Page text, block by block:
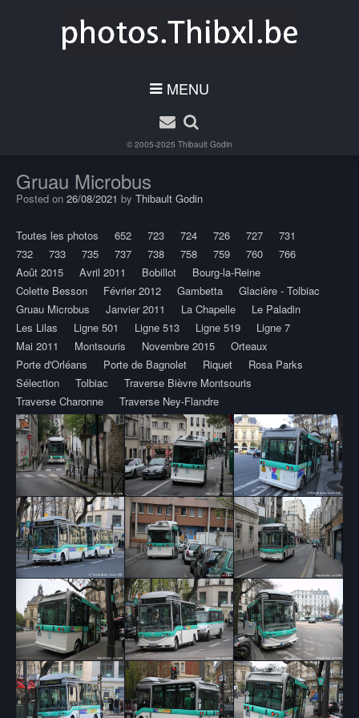
MENU
© 2005-2025 Thibault Godin
Gruau Microbus
Posted on 26/08/2021 by Thibault Godin
Toutes les photos 652 723 724 726 727
731
732
733 735 737 738 758 759 760
766
Août 2015
Avril 2011 Bobillot
Bourg-la-Reine
Colette Besson
Février 2012 Gambetta
Glacière - Tolbiac
Gruau Microbus
Janvier 2011 La Chapelle
Le Paladin
Les Lilas
Ligne 501 Ligne 513 Ligne 519
Ligne 7
Mai 2011
Montsouris Novembre 2015
Orteaux
Porte d'Orléans
Porte de Bagnolet Riquet
Rosa Parks
Sélection
Tolbiac
Traverse Bièvre Montsouris
Traverse Charonne
Traverse Ney-Flandre